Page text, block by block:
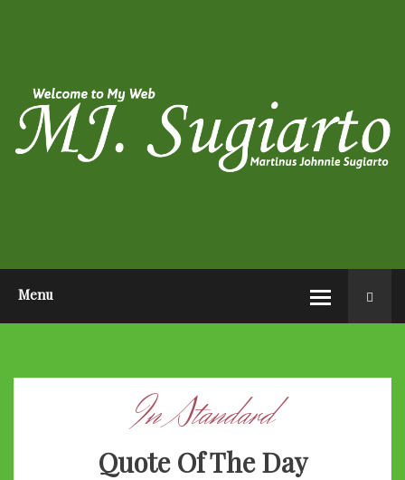
Menu
PHOTO POST
VIDEO POST
In Standard
Quote Of The Day